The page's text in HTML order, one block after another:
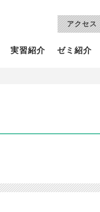
アクセス
実習紹介 ゼミ紹介